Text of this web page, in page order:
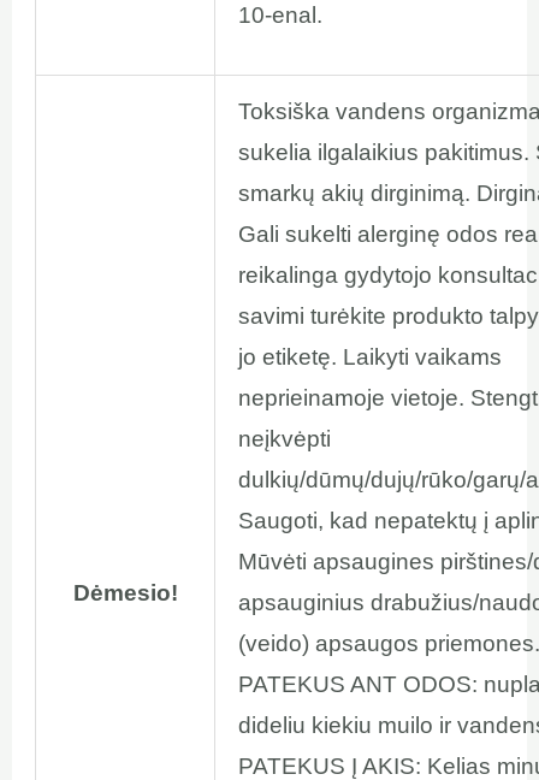
10-enal.
Dėmesio!
Toksiška vandens
sukelia ilgalaikius pakitimus.
smarkų akių dirginimą.
Gali sukelti alerginę odos
reikalinga gydytojo
savimi turėkite produkto
jo etiketę. Laikyti vaikams
neprieinamoje vietoje.
neįkvėpti
dulkių/dūmų/dujų/rūko/garų/
Saugoti, kad nepatektų į
Mūvėti apsaugines
apsauginius drabužius/
(veido) apsaugos
PATEKUS ANT ODOS:
dideliu kiekiu muilo ir
PATEKUS Į AKIS: Kelias